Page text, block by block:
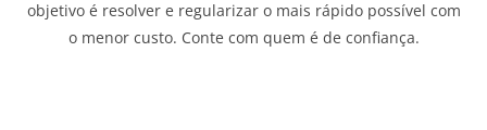
objetivo é resolver e regularizar o mais rápido possível com
o menor custo. Conte com quem é de confiança.